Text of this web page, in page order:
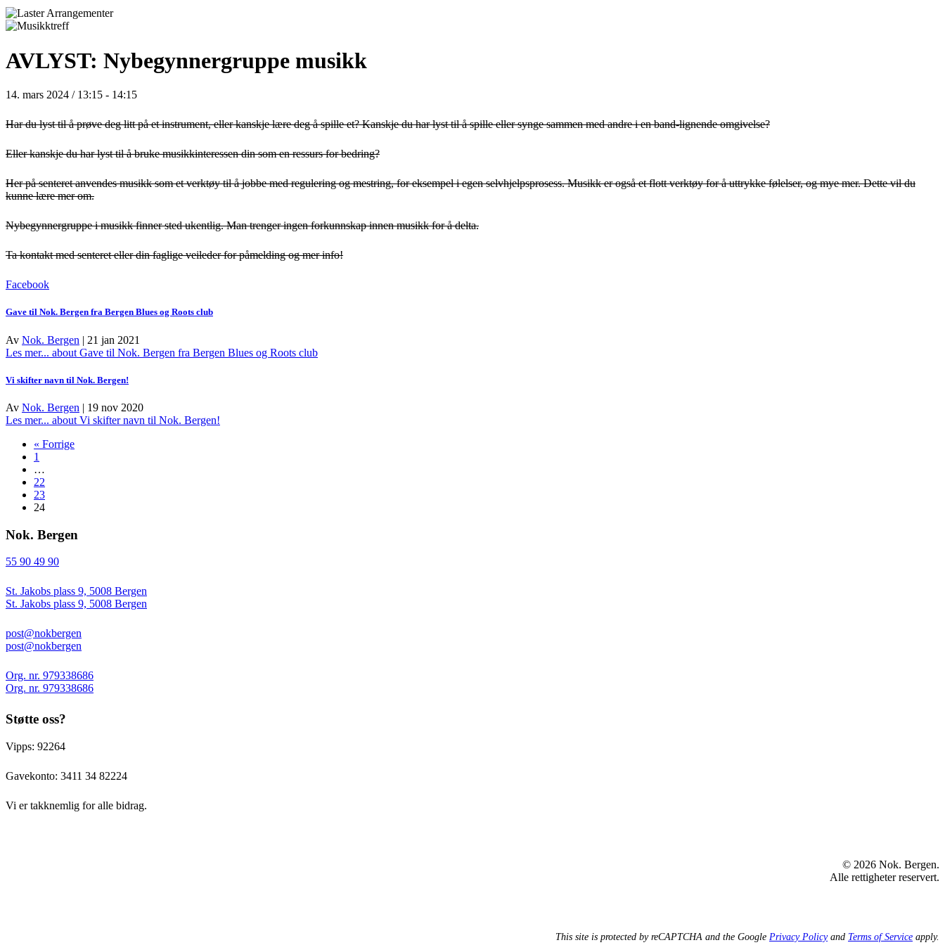
AVLYST: Nybegynnergruppe musikk
14. mars 2024 / 13:15 - 14:15
Har du lyst til å prøve deg litt på et instrument, eller kanskje lære deg å spille et? Kanskje du har lyst til å spille eller synge sammen med andre i en band-lignende omgivelse?
Eller kanskje du har lyst til å bruke musikkinteressen din som en ressurs for bedring?
Her på senteret anvendes musikk som et verktøy til å jobbe med regulering og mestring, for eksempel i egen selvhjelpsprosess. Musikk er også et flott verktøy for å uttrykke følelser, og mye mer. Dette vil du
kunne lære mer om.
Nybegynnergruppe i musikk finner sted ukentlig. Man trenger ingen forkunnskap innen musikk for å delta.
Ta kontakt med senteret eller din faglige veileder for påmelding og mer info!
Facebook
Gave til Nok. Bergen fra Bergen Blues og Roots club
Av Nok. Bergen | 21 jan 2021
Les mer... about Gave til Nok. Bergen fra Bergen Blues og Roots club
Vi skifter navn til Nok. Bergen!
Av Nok. Bergen | 19 nov 2020
Les mer... about Vi skifter navn til Nok. Bergen!
« Forrige
1
…
22
23
24
Nok. Bergen
55 90 49 90
St. Jakobs plass 9, 5008 Bergen
St. Jakobs plass 9, 5008 Bergen
post@nokbergen
post@nokbergen
Org. nr. 979338686
Org. nr. 979338686
Støtte oss?
Vipps: 92264
Gavekonto: 3411 34 82224
Vi er takknemlig for alle bidrag.
© 2026 Nok. Bergen.
Alle rettigheter reservert.
This site is protected by reCAPTCHA and the Google Privacy Policyand Terms of Service apply.